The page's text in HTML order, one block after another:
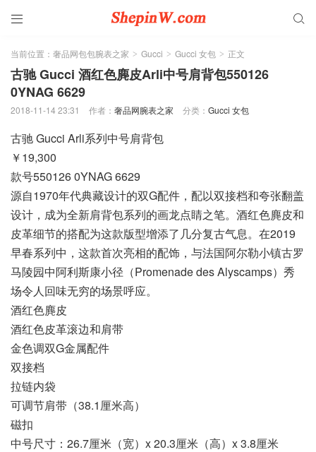
 
当前位置： 奢品网包包腕表之家 > Gucci > Gucci 女包 > 正文
古驰 Gucci 酒红色麂皮Arli中号肩背包550126
0YNAG 6629
2018-11-14 23:31 作者： 奢品网腕表之家 分类： Gucci 女包
古驰 Gucci Arli系列中号肩背包
￥19,300
款号550126 0YNAG 6629
源自1970年代典藏设计的双G配件，配以双接档和夸张翻盖
设计，成为全新肩背包系列的画龙点睛之笔。酒红色麂皮和
皮革细节的搭配为这款版型增添了几分复古气息。在2019
早春系列中，这款首次亮相的配饰，与法国阿尔勒小镇古罗
马陵园中阿利斯康小径（Promenade des Alyscamps）秀
场令人回味无穷的场景呼应。
酒红色麂皮
酒红色皮革滚边和肩带
金色调双G金属配件
双接档
拉链内袋
可调节肩带（38.1厘米高）
磁扣
中号尺寸：26.7厘米（宽）x 20.3厘米（高）x 3.8厘米